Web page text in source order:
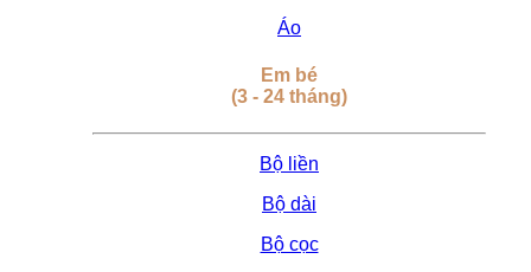
Áo
Em bé
(3 - 24 tháng)
Bộ liền
Bộ dài
Bộ cọc